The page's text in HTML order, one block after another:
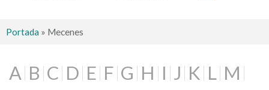
Portada » Mecenes
A B C D E F G H I J K L M